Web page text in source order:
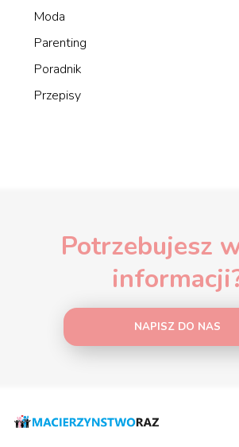
Moda
Parenting
Poradnik
Przepisy
Potrzebujesz
NAPISZ DO NAS